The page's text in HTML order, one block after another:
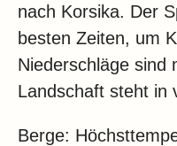
nach Korsika. Der
besten Zeiten, um
Niederschläge sind
Landschaft steht in
Berge: